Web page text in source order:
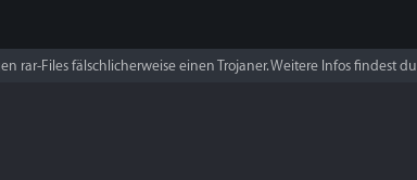
rar-Files fälschlicherweise einen Trojaner. Weitere Infos findest du